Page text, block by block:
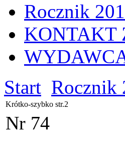
Rocznik
KONTAKT
Start Rocznik
Krótko-szybko str.2
Nr 74